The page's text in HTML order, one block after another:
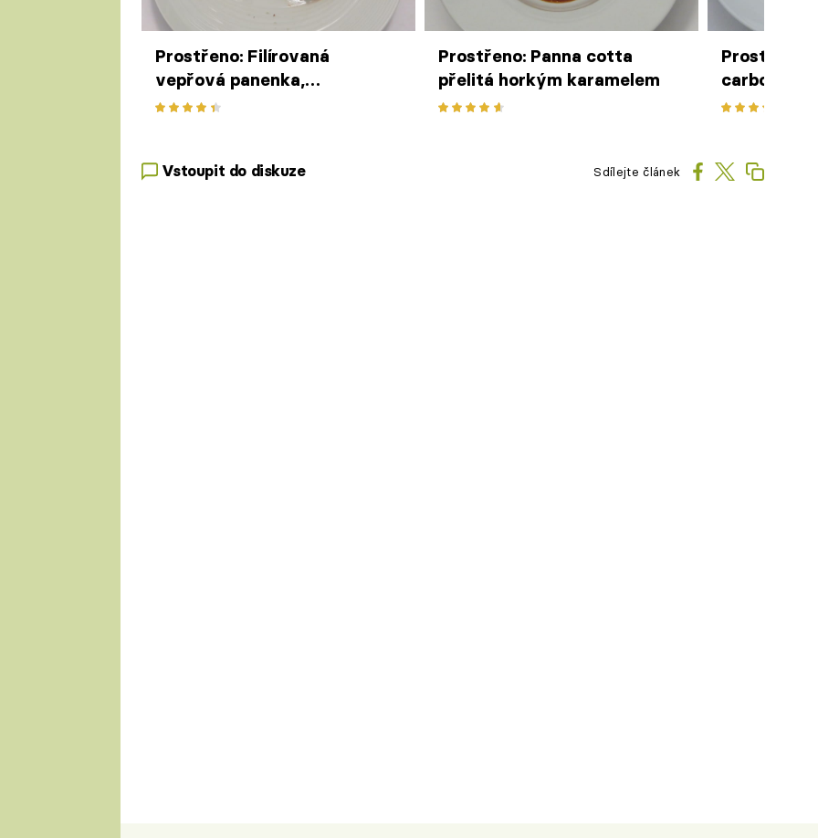
Prostřeno: Filírovaná
vepřová panenka,
parmazánové risotto
Prostřeno: Panna cotta
přelitá horkým karamelem
Prostřeno:
carbonara
Vstoupit do diskuze Sdílejte článek